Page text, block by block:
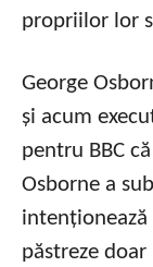
propriilor lor
George
și acum
pentru BBC
Osborne a
intenționează
păstreze